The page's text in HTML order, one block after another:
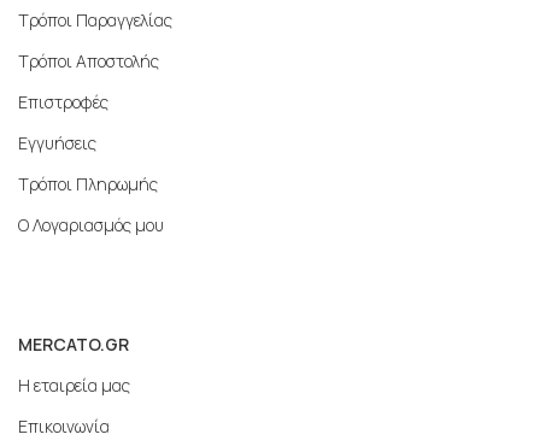
Τρόποι Παραγγελίας
Τρόποι Αποστολής
Επιστροφές
Εγγυήσεις
Τρόποι Πληρωμής
Ο Λογαριασμός μου
MERCATO.GR
Η εταιρεία μας
Επικοινωνία